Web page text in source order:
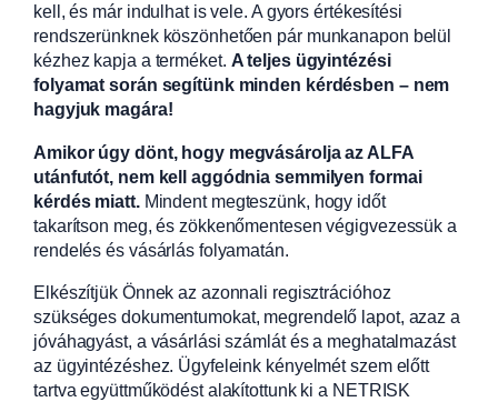
kell, és már indulhat is vele. A gyors értékesítési
rendszerünknek köszönhetően pár munkanapon belül
kézhez kapja a terméket. A teljes ügyintézési
folyamat során segítünk minden kérdésben – nem
hagyjuk magára!
Amikor úgy dönt, hogy megvásárolja az ALFA
utánfutót, nem kell aggódnia semmilyen formai
kérdés miatt. Mindent megteszünk, hogy időt
takarítson meg, és zökkenőmentesen végigvezessük a
rendelés és vásárlás folyamatán.
Elkészítjük Önnek az azonnali regisztrációhoz
szükséges dokumentumokat, megrendelő lapot, azaz a
jóváhagyást, a vásárlási számlát és a meghatalmazást
az ügyintézéshez. Ügyfeleink kényelmét szem előtt
tartva együttműködést alakítottunk ki a NETRISK